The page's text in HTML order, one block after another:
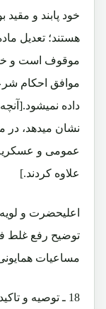
خود پابند و
موقوف است و
موافق احکام
داده
عمومی و
علاوه کردند.]
اعلیحضرت و
توضیح رفع غلط
مساعیات
18 ـ توصیه و